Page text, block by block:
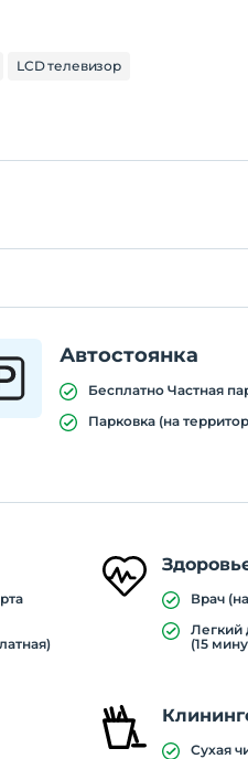
LCD телевизор
Автостоянка
Бесплатно Частная
Парковка (на
Врач
Легкий
(15
Сухая